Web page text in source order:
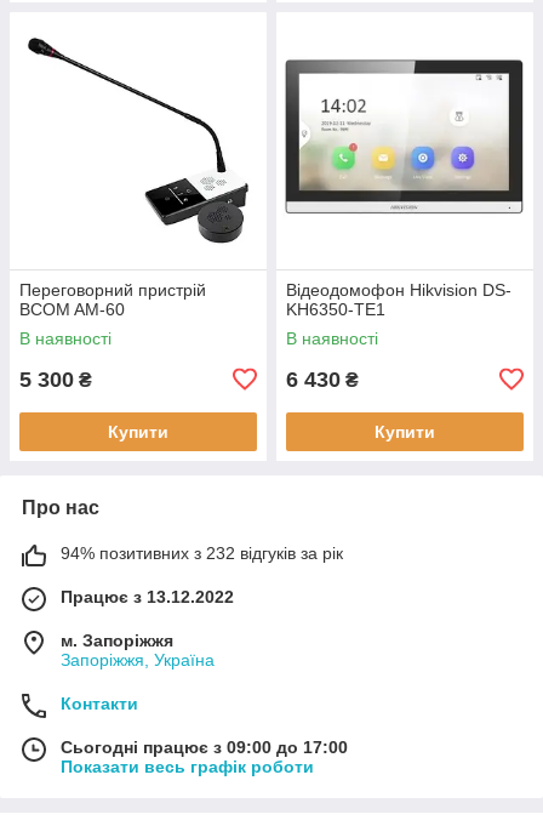
Переговорний пристрій
BCOM AM-60
В наявності
5 300 ₴
Купити
Відеодомофон Hikvision DS-
KH6350-TE1
В наявності
6 430 ₴
Купити
Про нас
94% позитивних з 232 відгуків за рік
Працює з 13.12.2022
м. Запоріжжя
Запоріжжя, Україна
Контакти
Сьогодні працює з 09:00 до 17:00
Показати весь графік роботи